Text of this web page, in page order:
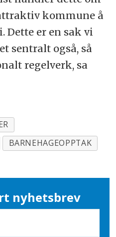
kommune å
Dette er en sak vi
sentralt også, så
regelverk, sa
BARNEHAGEOPPTAK
nyhetsbrev